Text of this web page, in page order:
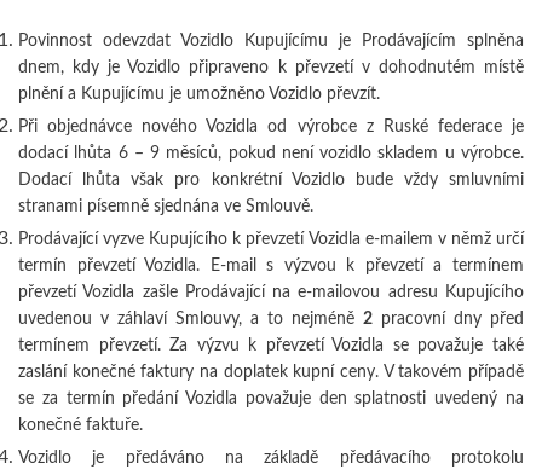
Povinnost odevzdat Vozidlo Kupujícímu je Prodávajícím splněna
dnem, kdy je Vozidlo připraveno k převzetí v dohodnutém místě
plnění a Kupujícímu je umožněno Vozidlo převzít.
Při objednávce nového Vozidla od výrobce z Ruské federace je
dodací lhůta 6 – 9 měsíců, pokud není vozidlo skladem u výrobce.
Dodací lhůta však pro konkrétní Vozidlo bude vždy smluvními
stranami písemně sjednána ve Smlouvě.
Prodávající vyzve Kupujícího k převzetí Vozidla e-mailem v němž určí
termín převzetí Vozidla. E-mail s výzvou k převzetí a termínem
převzetí Vozidla zašle Prodávající na e-mailovou adresu Kupujícího
uvedenou v záhlaví Smlouvy, a to nejméně 2 pracovní dny před
termínem převzetí. Za výzvu k převzetí Vozidla se považuje také
zaslání konečné faktury na doplatek kupní ceny. V takovém případě
se za termín předání Vozidla považuje den splatnosti uvedený na
konečné faktuře.
Vozidlo je předáváno na základě předávacího protokolu